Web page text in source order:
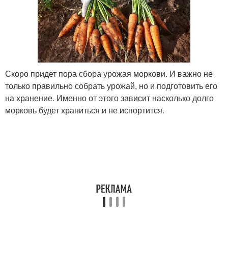
Скоро придет пора сбора урожая моркови. И важно не
только правильно собрать урожай, но и подготовить его
на хранение. Именно от этого зависит насколько долго
морковь будет храниться и не испортится.